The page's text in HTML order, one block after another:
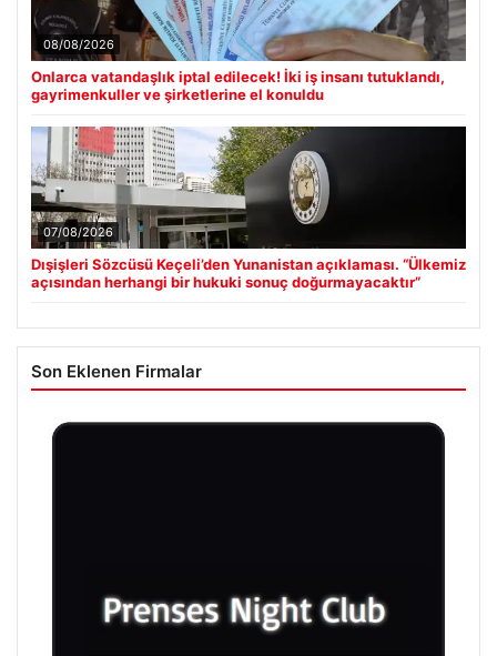
08/08/2026
Onlarca vatandaşlık iptal edilecek! İki iş insanı tutuklandı,
gayrimenkuller ve şirketlerine el konuldu
07/08/2026
Dışişleri Sözcüsü Keçeli’den Yunanistan açıklaması. “Ülkemiz
açısından herhangi bir hukuki sonuç doğurmayacaktır”
Son Eklenen Firmalar